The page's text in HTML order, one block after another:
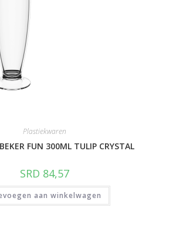
Plastiekwaren
FUN 300ML TULIP CRYSTAL
SRD 84,57
aan winkelwagen